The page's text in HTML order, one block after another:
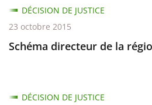
Schéma directeur de la
DÉCISION DE JUSTICE
23 octobre 2015
DÉCISION DE JUSTICE